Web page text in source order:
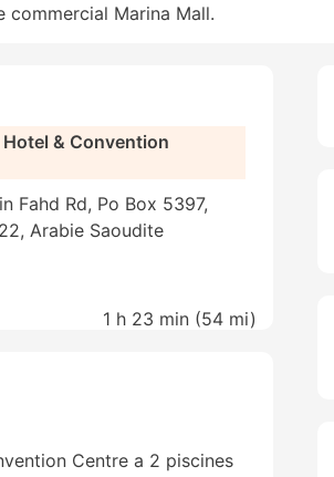
commercial Marina Mall.
& Convention
Fahd Rd, Po Box 5397,
Arabie Saoudite
1 h 23 min (54 mi)
Centre a 2 piscines